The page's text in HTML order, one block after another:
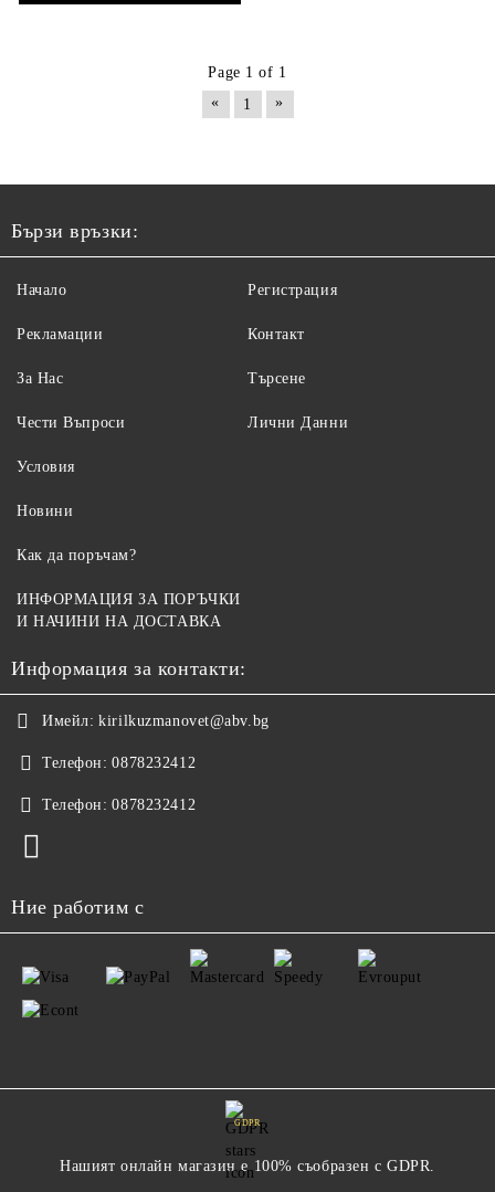
груби нокти 30 мл
Page 1 of 1
«
1 »
Бързи връзки:
Начало
Рекламации
За Нас
Чести Въпроси
Регистрация
Контакт
Търсене
Лични Данни
Условия
Новини
Как да поръчам?
ИНФОРМАЦИЯ ЗА ПОРЪЧКИ
И НАЧИНИ НА ДОСТАВКА
Информация за контакти:
Имейл: kirilkuzmanovet@abv.bg
Телефон: 0878232412
Телефон: 0878232412
Ние работим с
GDPR
Нашият онлайн магазин е 100% съобразен с GDPR.